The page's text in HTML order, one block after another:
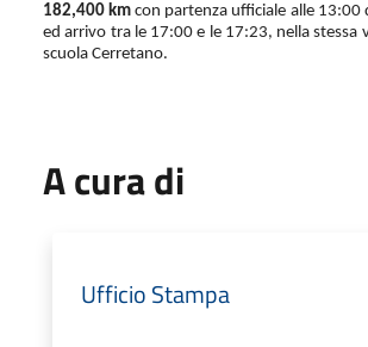
182,400 kmcon partenza ufficiale alle 13:00
ed arrivo tra le 17:00 e le 17:23, nella stessa
scuola Cerretano.
A cura di
Ufficio Stampa